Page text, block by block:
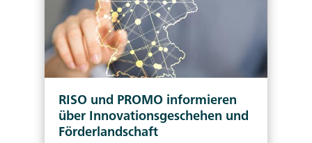
RISO und PROMO informieren
über Innovationsgeschehen und
Förderlandschaft